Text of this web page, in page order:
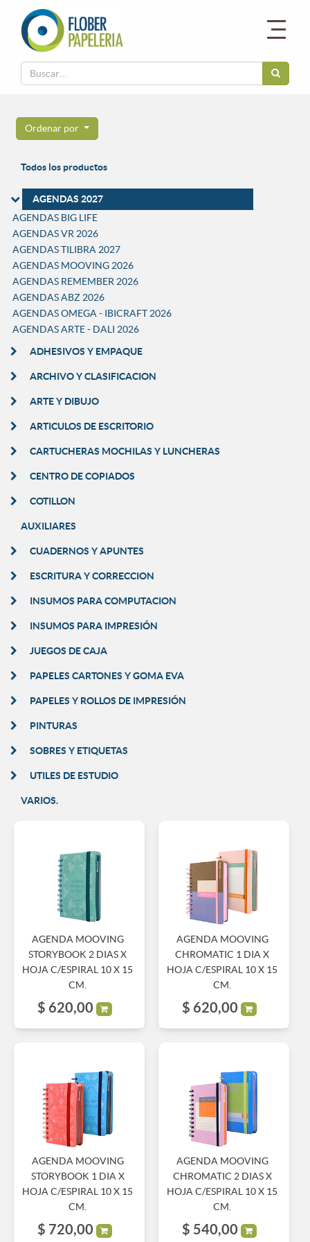
Ordenar por
Todos los productos
AGENDAS 2027
AGENDAS BIG LIFE
AGENDAS VR 2026
AGENDAS TILIBRA 2027
AGENDAS MOOVING 2026
AGENDAS REMEMBER 2026
AGENDAS ABZ 2026
AGENDAS OMEGA - IBICRAFT 2026
AGENDAS ARTE - DALI 2026
ADHESIVOS Y EMPAQUE
ARCHIVO Y CLASIFICACION
ARTE Y DIBUJO
ARTICULOS DE ESCRITORIO
CARTUCHERAS MOCHILAS Y LUNCHERAS
CENTRO DE COPIADOS
COTILLON
AUXILIARES
CUADERNOS Y APUNTES
ESCRITURA Y CORRECCION
INSUMOS PARA COMPUTACION
INSUMOS PARA IMPRESIÓN
JUEGOS DE CAJA
PAPELES CARTONES Y GOMA EVA
PAPELES Y ROLLOS DE IMPRESIÓN
PINTURAS
SOBRES Y ETIQUETAS
UTILES DE ESTUDIO
VARIOS.
AGENDA MOOVING
STORYBOOK 2 DIAS X
HOJA C/ESPIRAL 10 X 15
CM.
$ 620,00
AGENDA MOOVING
CHROMATIC 1 DIA X
HOJA C/ESPIRAL 10 X 15
CM.
$ 620,00
AGENDA MOOVING
STORYBOOK 1 DIA X
HOJA C/ESPIRAL 10 X 15
CM.
$ 720,00
AGENDA MOOVING
CHROMATIC 2 DIAS X
HOJA C/ESPIRAL 10 X 15
CM.
$ 540,00